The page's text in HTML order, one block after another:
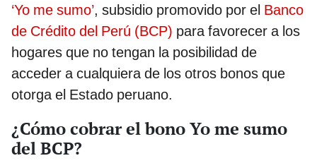
‘Yo me sumo’, subsidio promovido por el Banco
de Crédito del Perú (BCP) para favorecer a los
hogares que no tengan la posibilidad de
acceder a cualquiera de los otros bonos que
otorga el Estado peruano.
¿Cómo cobrar el bono Yo me sumo
del BCP?